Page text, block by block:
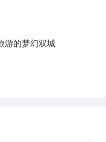
游的梦幻双城